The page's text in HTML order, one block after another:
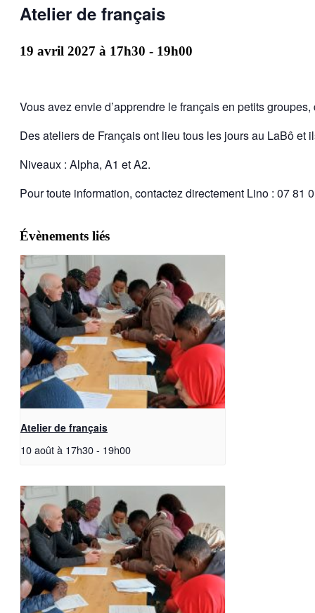
Atelier de français
19 avril 2027 à 17h30 - 19h00
Vous avez envie d’apprendre le français en petits
Des ateliers de Français ont lieu tous les jours au LaBô et
Niveaux : Alpha, A1 et A2.
Pour toute information, contactez directement Lino : 07 81
Évènements liés
Atelier de français
10 août à 17h30- 19h00